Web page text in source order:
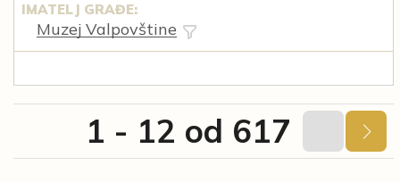
IMATELJ GRAĐE:
Muzej Valpovštine
1 - 12 od 617